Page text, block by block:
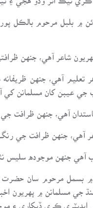
۾ بلبل مرحوم بالڪل
شاعر آهي، جنهن
تعليم آهي، جنهن
جي عيبن کان مسلمانن کي
آهي، جنهن ظرافت
آهي، جنهن ظرافت جي
آهي جنهن موجوده سليس
۾ بسمل مرحوم سان
جي مسلمانن ۾ پهريون
ايڊيٽري ڪري ڏيکاري ۽